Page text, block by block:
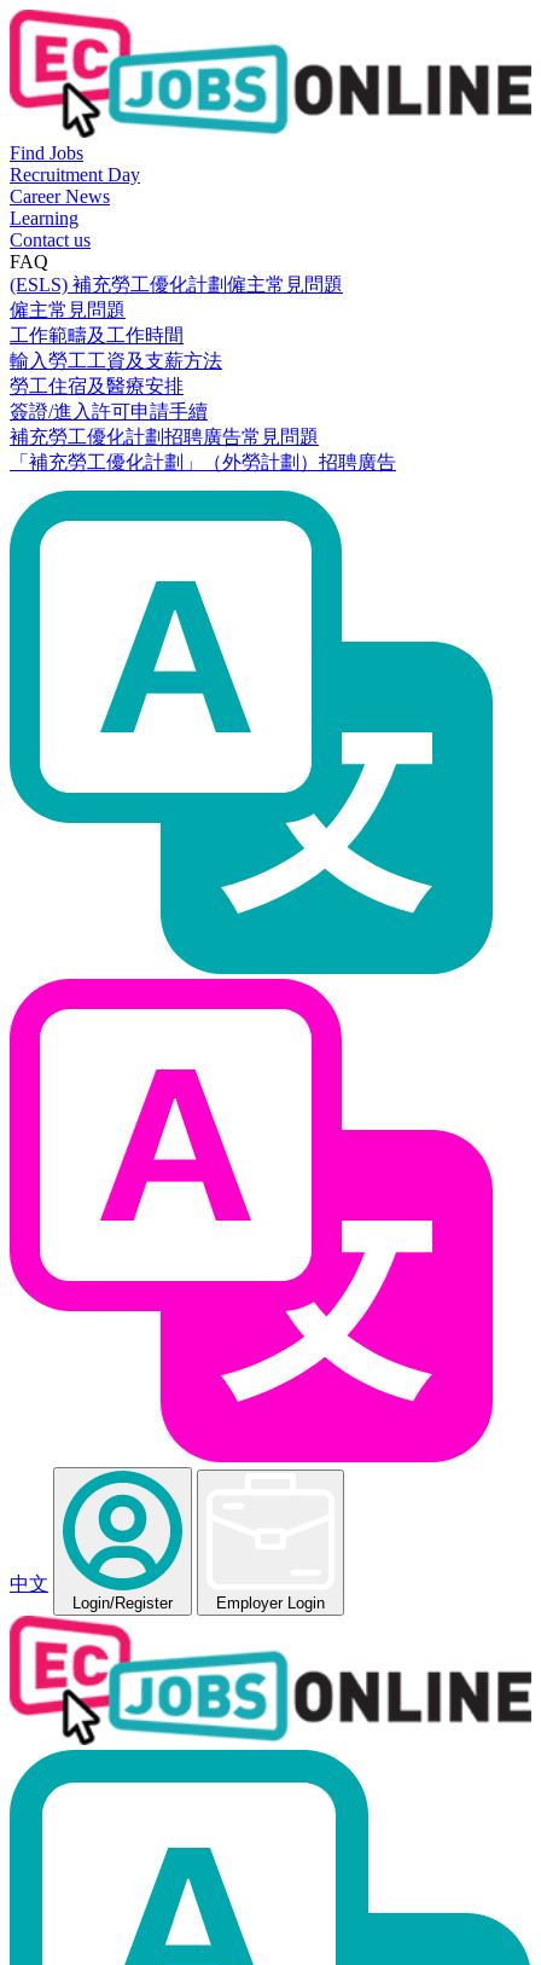
Find Jobs
Recruitment Day
Career News
Learning
Contact us
FAQ
(ESLS) 補充勞工優化計劃僱主常見問題
僱主常見問題
工作範疇及工作時間
輸入勞工工資及支薪方法
勞工住宿及醫療安排
簽證/進入許可申請手續
補充勞工優化計劃招聘廣告常見問題
「補充勞工優化計劃」（外勞計劃）招聘廣告
中文
Login/Register Employer Login